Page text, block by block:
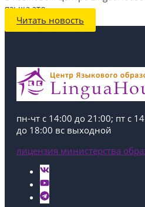
языка это ...
Читать новость
пн-чт с 14:00 до 21:00; пт с
до 18:00 вс выходной
лицензия министерства